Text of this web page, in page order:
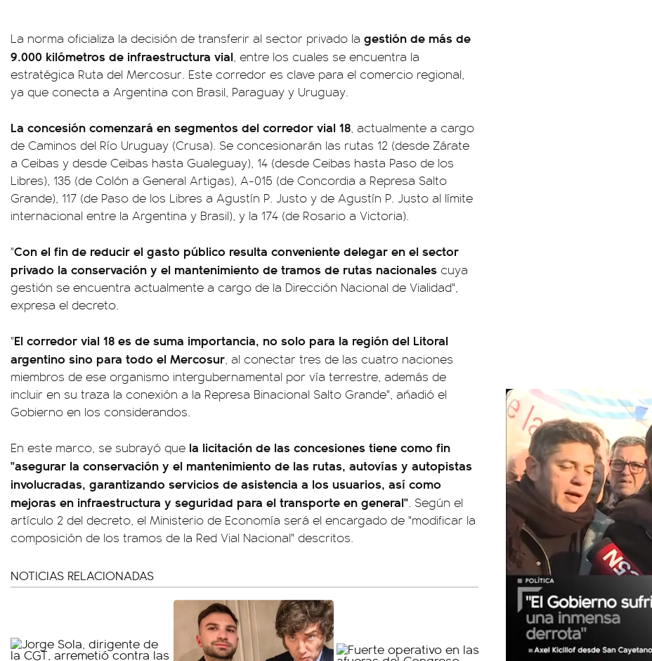
La norma oficializa la decisión de transferir al sector privado la gestión de más de
9.000 kilómetros de infraestructura vial, entre los cuales se encuentra la
estratégica Ruta del Mercosur. Este corredor es clave para el comercio regional,
ya que conecta a Argentina con Brasil, Paraguay y Uruguay.
La concesión comenzará en segmentos del corredor vial 18, actualmente a cargo
de Caminos del Río Uruguay (Crusa). Se concesionarán las rutas 12 (desde Zárate
a Ceibas y desde Ceibas hasta Gualeguay), 14 (desde Ceibas hasta Paso de los
Libres), 135 (de Colón a General Artigas), A-015 (de Concordia a Represa Salto
Grande), 117 (de Paso de los Libres a Agustín P. Justo y de Agustín P. Justo al límite
internacional entre la Argentina y Brasil), y la 174 (de Rosario a Victoria).
"Con el fin de reducir el gasto público resulta conveniente delegar en el sector
privado la conservación y el mantenimiento de tramos de rutas nacionales cuya
gestión se encuentra actualmente a cargo de la Dirección Nacional de Vialidad",
expresa el decreto.
"El corredor vial 18 es de suma importancia, no solo para la región del Litoral
argentino sino para todo el Mercosur, al conectar tres de las cuatro naciones
miembros de ese organismo intergubernamental por vía terrestre, además de
incluir en su traza la conexión a la Represa Binacional Salto Grande", añadió el
Gobierno en los considerandos.
En este marco, se subrayó que la licitación de las concesiones tiene como fin
"asegurar la conservación y el mantenimiento de las rutas, autovías y autopistas
involucradas, garantizando servicios de asistencia a los usuarios, así como
mejoras en infraestructura y seguridad para el transporte en general". Según el
artículo 2 del decreto, el Ministerio de Economía será el encargado de "modificar la
composición de los tramos de la Red Vial Nacional" descritos.
NOTICIAS RELACIONADAS